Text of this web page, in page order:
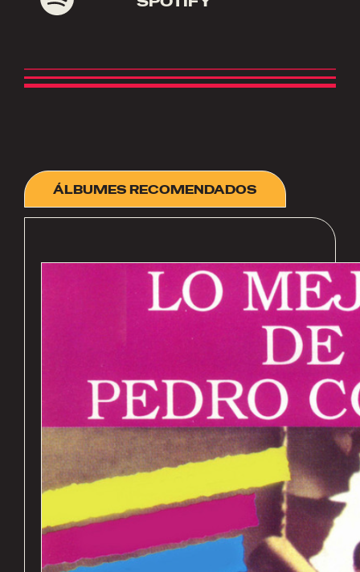
ÁLBUMES RECOMENDADOS